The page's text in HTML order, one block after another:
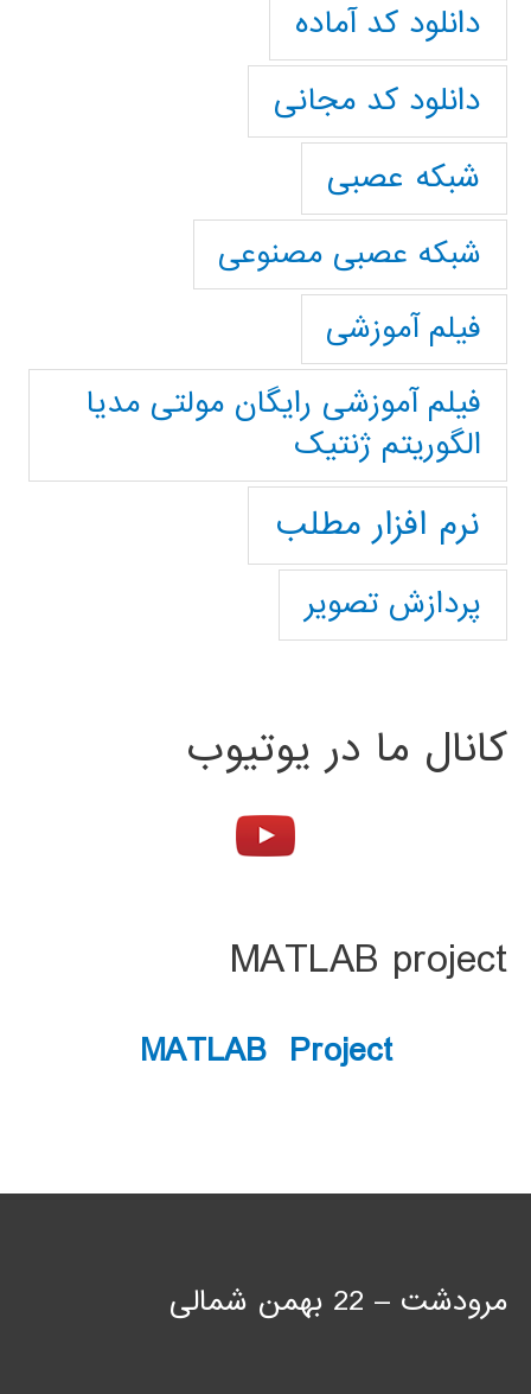
دانلود کد آماده
دانلود کد مجانی
شبکه عصبی
شبکه عصبی مصنوعی
فیلم آموزشی
فیلم آموزشی رایگان مولتی مدیا
الگوریتم ژنتیک
نرم افزار مطلب
پردازش تصویر
کانال ما در یوتیوب
MATLAB project
MATLAB Project
مرودشت – 22 بهمن شمالی